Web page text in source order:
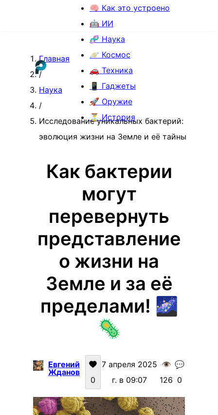
🧠 Как это устроено
🤖 ИИ
🧬 Наука
🪐 Космос
🚗 Техника
📱 Гаджеты
🚀 Оружие
⏳ История
Главная
/
Наука
/
Исследование уникальных бактерий:
эволюция жизни на Земле и её тайны
Как бактерии
могут
перевернуть
представление
о жизни на
Земле и за её
пределами! 🌌
🦠
Евгений
Жданов
0
7 апреля 2025
г. в 09:07
👁️
126
💬
0